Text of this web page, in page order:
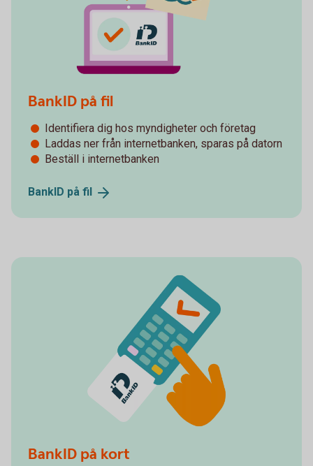
BankID på fil
Identifiera dig hos myndigheter och företag
Laddas ner från internetbanken, sparas på datorn
Beställ i internetbanken
BankID på fil
BankID på kort